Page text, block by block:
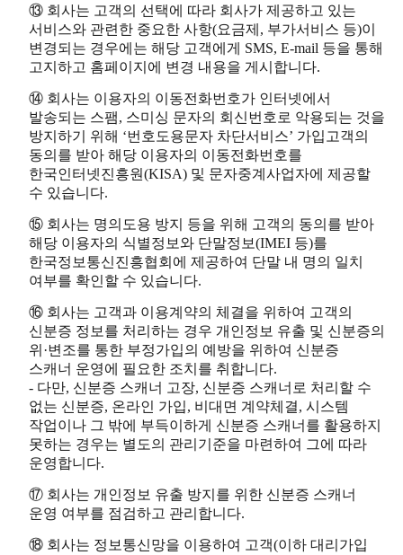
⑬ 회사는 고객의 선택에 따라 회사가 제공하고 있는
서비스와 관련한 중요한 사항(요금제, 부가서비스 등)이
변경되는 경우에는 해당 고객에게 SMS, E-mail 등을 통해
고지하고 홈페이지에 변경 내용을 게시합니다.
⑭ 회사는 이용자의 이동전화번호가 인터넷에서
발송되는 스팸, 스미싱 문자의 회신번호로 악용되는 것을
방지하기 위해 ‘번호도용문자 차단서비스’ 가입고객의
동의를 받아 해당 이용자의 이동전화번호를
한국인터넷진흥원(KISA) 및 문자중계사업자에 제공할
수 있습니다.
⑮ 회사는 명의도용 방지 등을 위해 고객의 동의를 받아
해당 이용자의 식별정보와 단말정보(IMEI 등)를
한국정보통신진흥협회에 제공하여 단말 내 명의 일치
여부를 확인할 수 있습니다.
⑯ 회사는 고객과 이용계약의 체결을 위하여 고객의
신분증 정보를 처리하는 경우 개인정보 유출 및 신분증의
위·변조를 통한 부정가입의 예방을 위하여 신분증
스캐너 운영에 필요한 조치를 취합니다.
- 다만, 신분증 스캐너 고장, 신분증 스캐너로 처리할 수
없는 신분증, 온라인 가입, 비대면 계약체결, 시스템
작업이나 그 밖에 부득이하게 신분증 스캐너를 활용하지
못하는 경우는 별도의 관리기준을 마련하여 그에 따라
운영합니다.
⑰ 회사는 개인정보 유출 방지를 위한 신분증 스캐너
운영 여부를 점검하고 관리합니다.
⑱ 회사는 정보통신망을 이용하여 고객(이하 대리가입